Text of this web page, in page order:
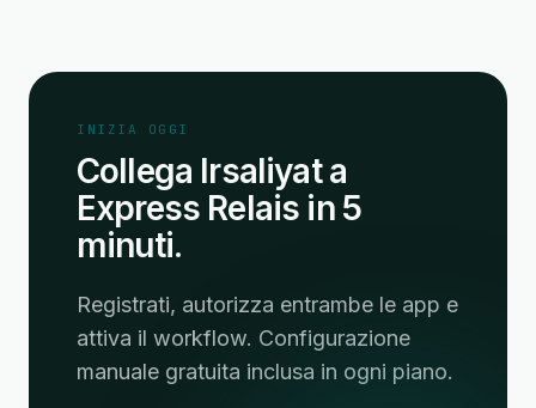
INIZIA OGGI
Collega Irsaliyat a
Express Relais in 5
minuti.
Registrati, autorizza entrambe le app e
attiva il workflow. Configurazione
manuale gratuita inclusa in ogni piano.